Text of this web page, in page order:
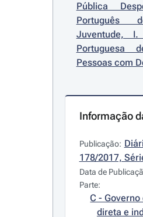
Pública
Português
Juventude,
Portuguesa
Pessoas com
Informação
Publicação:
178/2017,
Data de
Parte:
C -
direta e